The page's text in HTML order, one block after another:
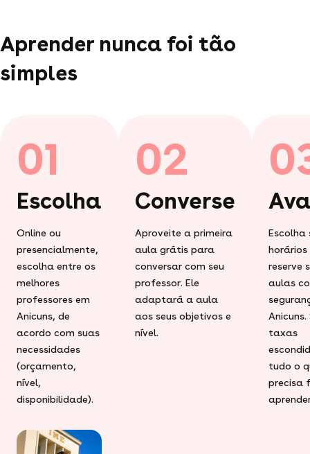
Aprender nunca foi tão
simples
01
Escolha
Online ou
presencialmente,
escolha entre os
melhores
professores em
Anicuns, de
acordo com suas
necessidades
(orçamento,
nível,
disponibilidade).
02
Converse
Aproveite a primeira
aula grátis para
conversar com seu
professor. Ele
adaptará a aula
aos seus objetivos e
nível.
Escolha
horários
reserve
aulas
Anicuns.
taxas
tudo o
precisa